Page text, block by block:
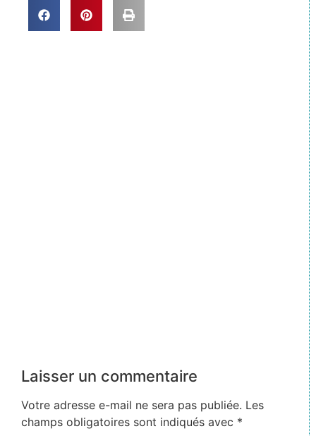
Laisser un commentaire
Votre adresse e-mail ne sera pas publiée. Les
champs obligatoires sont indiqués avec *